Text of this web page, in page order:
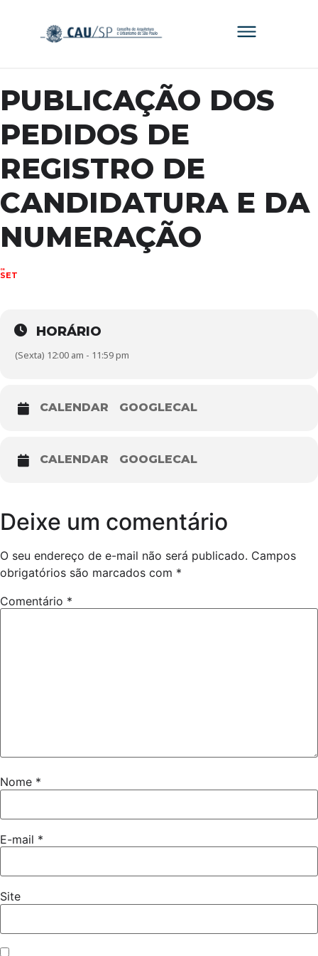
PUBLICAÇÃO DOS
PEDIDOS DE
REGISTRO DE
CANDIDATURA E DA
NUMERAÇÃO
08
SET
HORÁRIO
(Sexta) 12:00 am - 11:59 pm
CALENDAR GOOGLECAL
CALENDAR GOOGLECAL
Deixe um comentário
O seu endereço de e-mail não será publicado. Campos
obrigatórios são marcados com *
Comentário *
Nome *
E-mail *
Site